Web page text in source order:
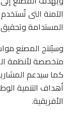
الآمنة التى
المستدامة
متخصصة لأنظمة
كما سيدعم
أهداف التنمية
الأفريقية.